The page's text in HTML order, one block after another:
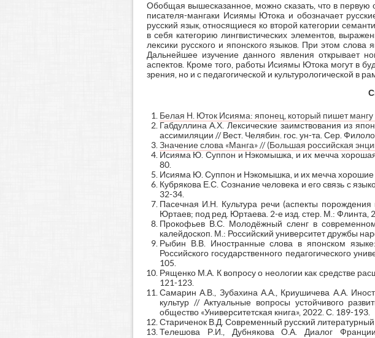
Обобщая вышесказанное, можно сказать, что в первую
писателя-мангаки Исиямы Ютока и обозначает
русский язык, относящиеся ко второй категории
в себя категорию лингвистических элементов,
лексики русского и японского языков. При этом
Дальнейшее изучение данного явления открывает
аспектов. Кроме того, работы Исиямы Ютока могут в
зрения, но и с педагогической и культурологической в
Белая Н. Юток Исияма: японец, который пишет
Габдуллина А.Х. Лексические заимствования из
ассимиляции // Вест. Челябин. гос. ун-та. Сер.
Значение слова «Манга» // (Большая российская
Исияма Ю. Суппон и Нэкомышка, и их мечча
80.
Исияма Ю. Суппон и Нэкомышка, и их мечча
Кубрякова Е.С. Сознание человека и его связь с
32-34.
Пасечная И.Н. Культура речи (аспекты
Юртаев; под ред. Юртаева. 2-е изд. стер. М.: Флинта,
Прокофьев В.С. Молодёжный сленг в
калейдоскоп. М.: Российский университет дружбы
Рыбин В.В. Иностранные слова в японском
Российского государственного педагогического
105.
Рященко М.А. К вопросу о неологии как средстве
121-123.
Самарин А.В., Зубахина А.А., Криушичева А.А.
культур // Актуальные вопросы устойчивого
общество «Университетская книга», 2022. С. 189-193.
Стариченок В.Д. Современный русский
Телешова Р.И., Дубнякова О.А. Диалог